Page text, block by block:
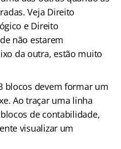
Veja Direito
e Direito
não estarem
da outra, estão muito
blocos devem formar um
Ao traçar uma linha
de contabilidade,
visualizar um